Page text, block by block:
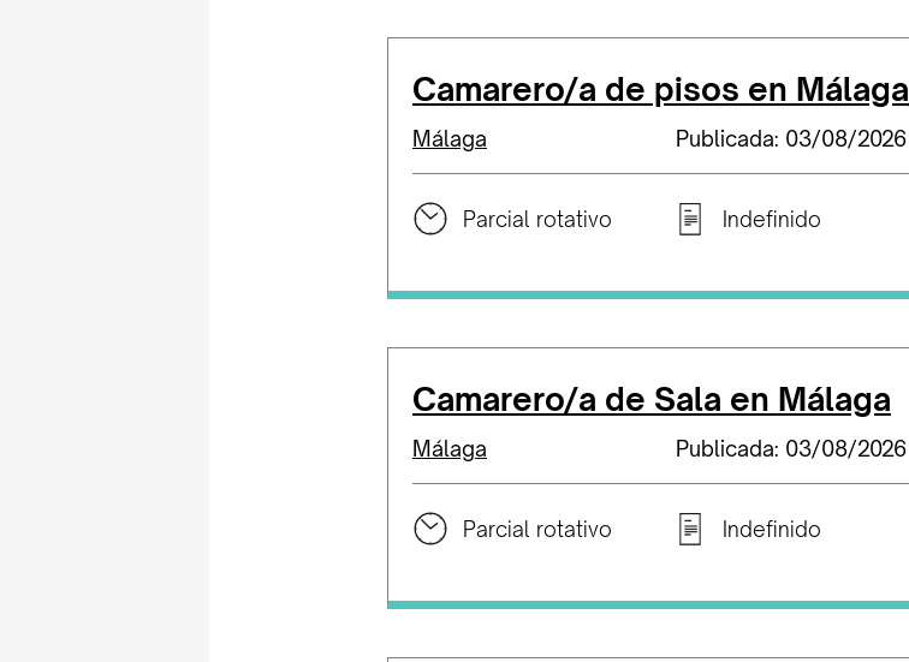
Camarero/a de pisos en Málaga
Málaga Publicada: 03/08/2026
Parcial rotativo Indefinido
Camarero/a de Sala en Málaga
Málaga Publicada: 03/08/2026
Parcial rotativo Indefinido